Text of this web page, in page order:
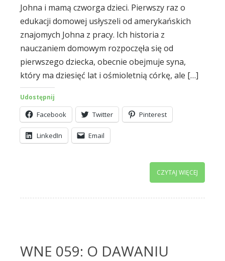
Johna i mamą czworga dzieci. Pierwszy raz o
edukacji domowej usłyszeli od amerykańskich
znajomych Johna z pracy. Ich historia z
nauczaniem domowym rozpoczęła się od
pierwszego dziecka, obecnie obejmuje syna,
który ma dziesięć lat i ośmioletnią córkę, ale […]
Udostępnij
Facebook Twitter Pinterest
LinkedIn Email
CZYTAJ WIĘCEJ
WNE 059: O DAWANIU